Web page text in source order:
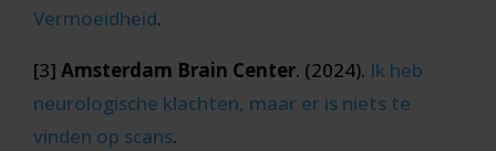
Vermoeidheid.
[3] Amsterdam Brain Center. (2024). Ik heb
neurologische klachten, maar er is niets te
vinden op scans.